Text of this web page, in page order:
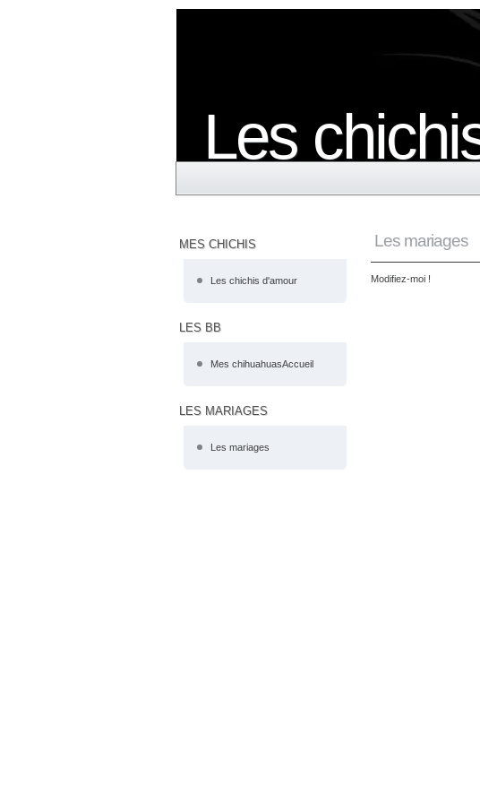
Les
MES CHICHIS
Les chichis d'amour
LES BB
Mes chihuahuasAccueil
LES MARIAGES
Les mariages
Les mariages
Modifiez-moi !